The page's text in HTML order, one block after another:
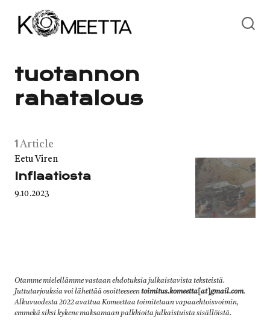
tuotannon
rahatalous
1Article
Category
Eetu Viren
Inflaatiosta
Published
9.10.2023
Otamme mielellämme vastaan ehdotuksia julkaistavista teksteistä.
Juttutarjouksia voi lähettää osoitteeseentoimitus.komeetta[at]gmail.com.
Alkuvuodesta 2022 avattua Komeettaa toimitetaan vapaaehtoisvoimin,
emmekä siksi kykene maksamaan palkkioita julkaistuista sisällöistä.